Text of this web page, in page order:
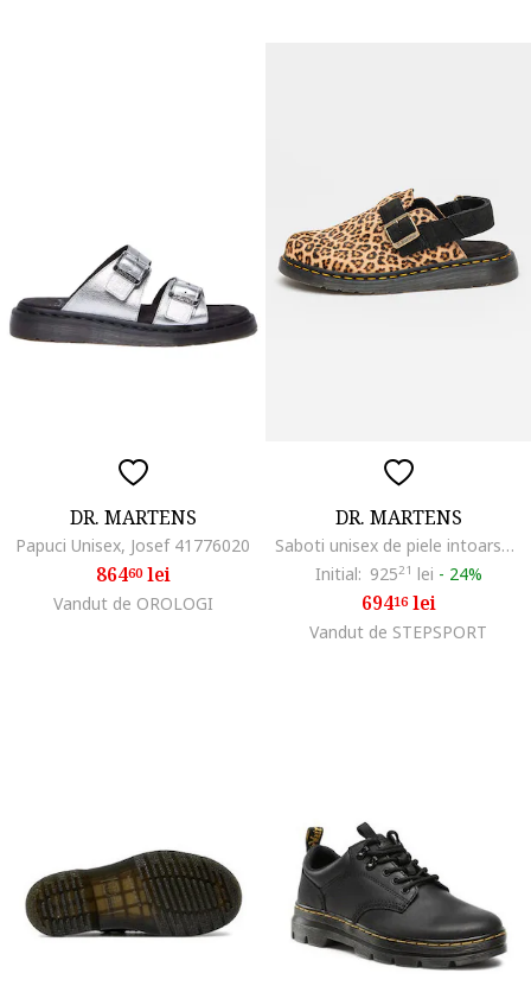
DR. MARTENS
Papuci Unisex, Josef 41776020
86460lei
Vandut de OROLOGI
DR. MARTENS
Saboti unisex de piele intoarsa cu animal print, Negru/Maro deschis
Initial: 92521 lei - 24%
69416lei
Vandut de STEPSPORT